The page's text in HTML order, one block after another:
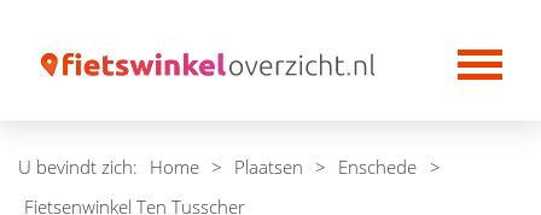
U bevindt zich: Home > Plaatsen > Enschede >
Fietsenwinkel Ten Tusscher